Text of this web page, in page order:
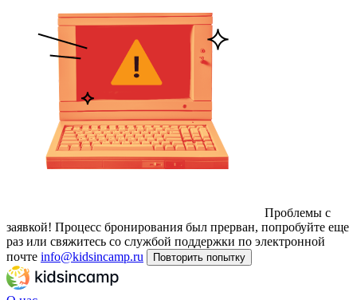
Проблемы с
заявкой! Процесс бронирования был прерван, попробуйте еще
раз или свяжитесь со службой поддержки по электронной
почте info@kidsincamp.ru Повторить попытку